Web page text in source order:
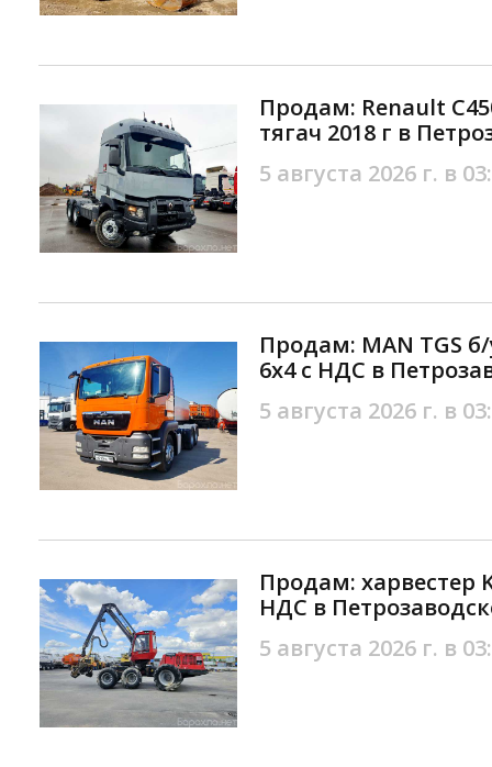
Продам: Renault
тягач 2018 г в
5 августа 2026 г. в
Продам: MAN TGS
6х4 с НДС в
5 августа 2026 г. в
Продам: харвестер
НДС в
5 августа 2026 г. в